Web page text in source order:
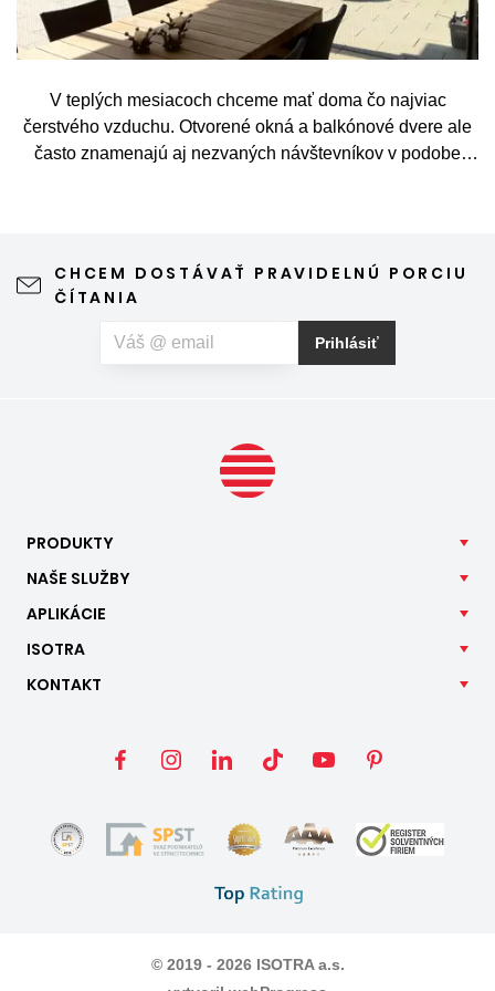
V teplých mesiacoch chceme mať doma čo najviac
čerstvého vzduchu. Otvorené okná a balkónové dvere ale
často znamenajú aj nezvaných návštevníkov v podobe
leto naplno. Kvalitná sieťka na hmyz zároveň nijako neruší
výhľad z okna ani vzhľad domu, vyžaduje len minimálnu
vás okrem hmyzu trápia aj peľové alergie, môžete zvoliť
špeciálnu sieť proti peľu, ktorá pomáha obmedziť
CHCEM DOSTÁVAŤ PRAVIDELNÚ PORCIU
ČÍTANIA
Prihlásiť
PRODUKTY
NAŠE SLUŽBY
APLIKÁCIE
ISOTRA
KONTAKT
© 2019 - 2026 ISOTRA a.s.